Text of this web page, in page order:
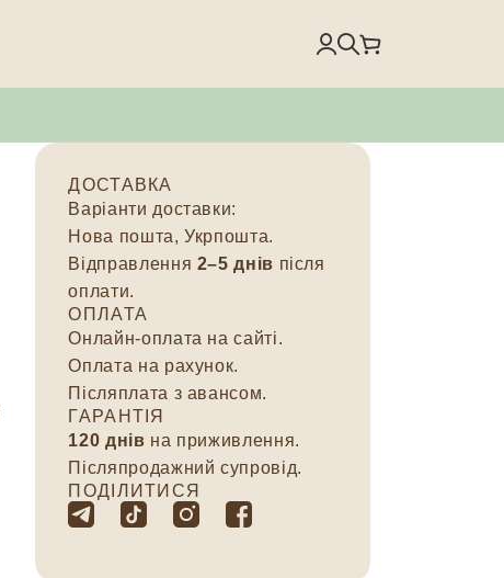
ДОСТАВКА
Варіанти доставки:
Нова пошта, Укрпошта.
Відправлення 2–5 днів після
оплати.
ОПЛАТА
Онлайн-оплата на сайті.
Оплата на рахунок.
Післяплата з авансом.
ГАРАНТІЯ
120 днів на приживлення.
Післяпродажний супровід.
ПОДІЛИТИСЯ